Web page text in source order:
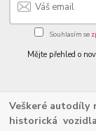
Souhlasím se
Mějte přehled o
Veškeré autodíly
historická